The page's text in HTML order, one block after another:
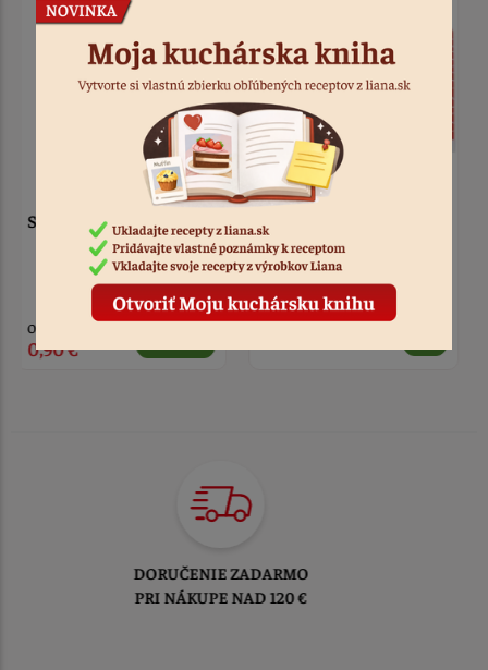
Sviečka na tortu farebná
pastelka 12 ks
Kód: 9636
od
0,90 €
TOVAR ODOSIELAME
DO 1-2 PRACOVNÝCH DNÍ